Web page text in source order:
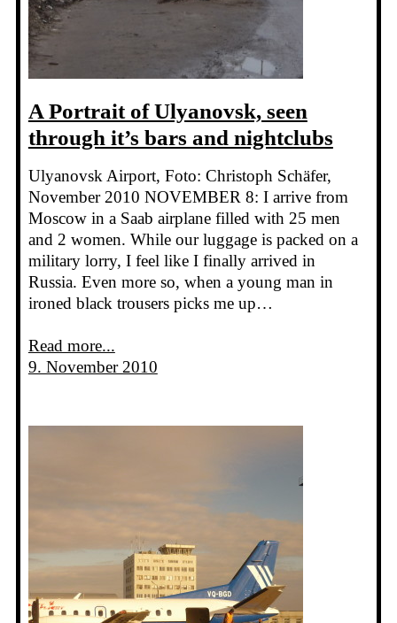
A Portrait of Ulyanovsk, seen
through it’s bars and nightclubs
Ulyanovsk Airport, Foto: Christoph Schäfer,
November 2010 NOVEMBER 8: I arrive from
Moscow in a Saab airplane filled with 25 men
and 2 women. While our luggage is packed on a
military lorry, I feel like I finally arrived in
Russia. Even more so, when a young man in
ironed black trousers picks me up…
Read more...
9. November 2010